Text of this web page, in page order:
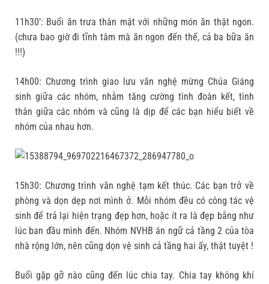
11h30’: Buổi ăn trưa thân mật với những món ăn thật ngon.
(chưa bao giờ đi tĩnh tâm mà ăn ngon đến thế, cả ba bữa ăn
!!!)
14h00: Chương trình giao lưu văn nghệ mừng Chúa Giáng
sinh giữa các nhóm, nhằm tăng cường tình đoàn kết, tình
thân giữa các nhóm và cũng là dịp để các bạn hiểu biết về
nhóm của nhau hơn.
15h30: Chương trình văn nghệ tạm kết thúc. Các bạn trở về
phòng và dọn dẹp nơi mình ở. Mỗi nhóm đều có công tác vệ
sinh để trả lại hiện trạng đẹp hơn, hoặc ít ra là đẹp bằng như
lúc ban đầu mình đến. Nhóm NVHB án ngữ cả tầng 2 của tòa
nhà rộng lớn, nên cũng dọn vệ sinh cả tầng hai ấy, thật tuyệt !
Buổi gặp gỡ nào cũng đến lúc chia tay. Chia tay không khí